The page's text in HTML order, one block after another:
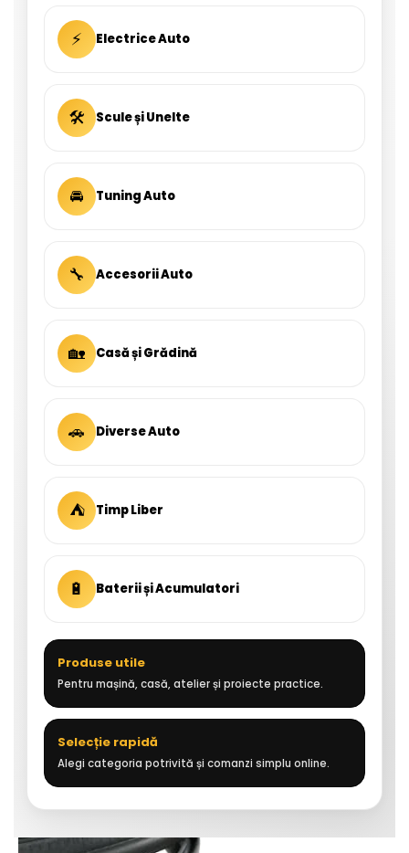
⚡ Electrice Auto
🛠 Scule și Unelte
🚘 Tuning Auto
🔧 Accesorii Auto
🏡 Casă și Grădină
🚗 Diverse Auto
⛺ Timp Liber
🔋 Baterii și Acumulatori
Produse utile
Pentru mașină, casă, atelier și proiecte practice.
Selecție rapidă
Alegi categoria potrivită și comanzi simplu online.